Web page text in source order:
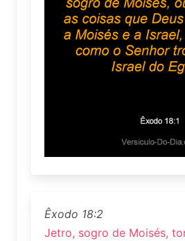
Êxodo 18:2
Jetro, sogro de Moisés,